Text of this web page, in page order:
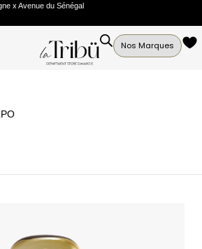
x Avenue du Sénégal
Nos Marques